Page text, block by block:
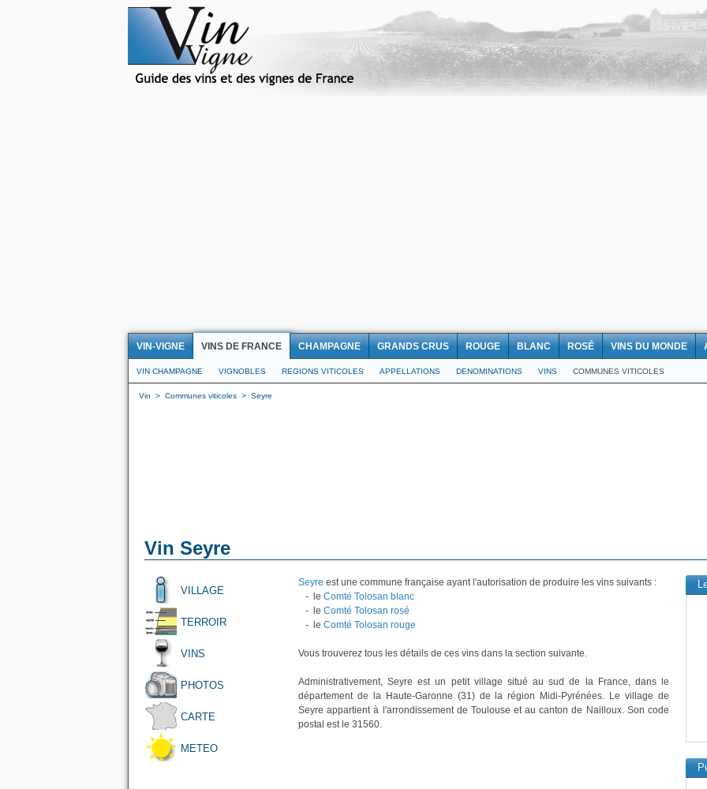
VIN-VIGNE VINS DE FRANCE CHAMPAGNE GRANDS CRUS ROUGE BLANC ROSÉ VINS DU MONDE
VIN CHAMPAGNE VIGNOBLES REGIONS VITICOLES APPELLATIONS DENOMINATIONS VINS COMMUNES VITICOLES
Vin > Communes viticoles > Seyre
Vin Seyre
VILLAGE
TERROIR
VINS
PHOTOS
CARTE
METEO
Seyre est une commune française ayant l'autorisation de produire les vins suivants :
- le Comté Tolosan blanc
- le Comté Tolosan rosé
- le Comté Tolosan rouge
Vous trouverez tous les détails de ces vins dans la section suivante.
Administrativement, Seyre est un petit village situé au sud de la France, dans le
département de la Haute-Garonne (31) de la région Midi-Pyrénées. Le village de
Seyre appartient à l'arrondissement de Toulouse et au canton de Nailloux. Son code
postal est le 31560.